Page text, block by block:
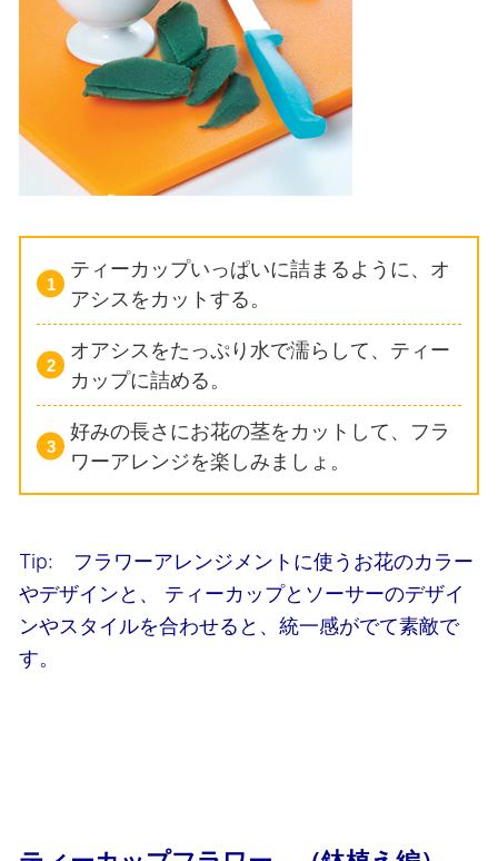
ティーカップいっぱいに詰まるように、オ
アシスをカットする。
オアシスをたっぷり水で濡らして、ティー
カップに詰める。
好みの長さにお花の茎をカットして、フラ
ワーアレンジを楽しみましょ。
Tip: フラワーアレンジメントに使うお花のカラー
やデザインと、
ティーカップとソーサーのデザイ
ンやスタイルを合わせると、統一感がでて素敵で
す。